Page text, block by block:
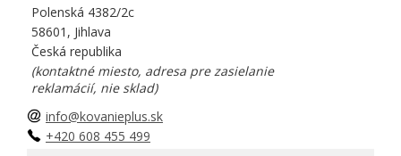
Polenská 4382/2c
58601, Jihlava
Česká republika
(kontaktné miesto, adresa pre zasielanie
reklamácií, nie sklad)
info@kovanieplus.sk
+420 608 455 499